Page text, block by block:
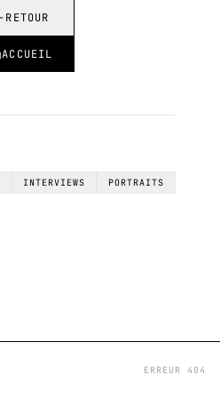
RETOUR
ACCUEIL
INTERVIEWS PORTRAITS
ERREUR 404